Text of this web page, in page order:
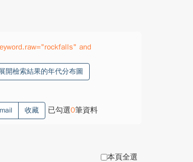
and
開檢索結果的年代分布圖
收藏 已勾選0筆資料
本頁全選